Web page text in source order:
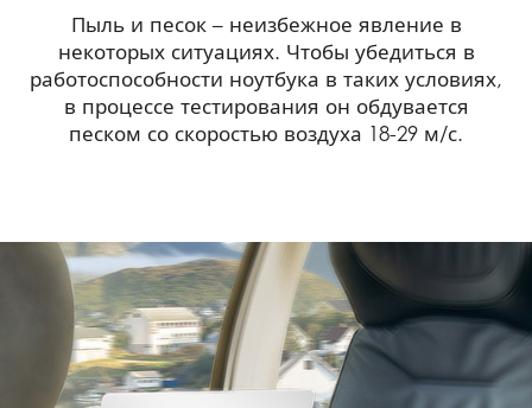
Пыль и песок – неизбежное явление в
некоторых ситуациях. Чтобы убедиться в
работоспособности ноутбука в таких условиях,
в процессе тестирования он обдувается
песком со скоростью воздуха 18-29 м/с.